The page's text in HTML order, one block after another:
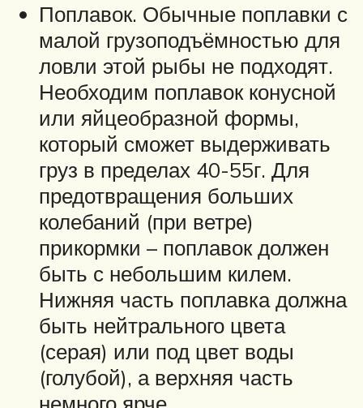
Поплавок. Обычные поплавки с
малой грузоподъёмностью для
ловли этой рыбы не подходят.
Необходим поплавок конусной
или яйцеобразной формы,
который сможет выдерживать
груз в пределах 40-55г. Для
предотвращения больших
колебаний (при ветре)
прикормки – поплавок должен
быть с небольшим килем.
Нижняя часть поплавка должна
быть нейтрального цвета
(серая) или под цвет воды
(голубой), а верхняя часть